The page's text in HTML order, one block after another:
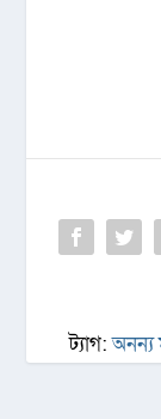
ট্যাগ:অনন্য